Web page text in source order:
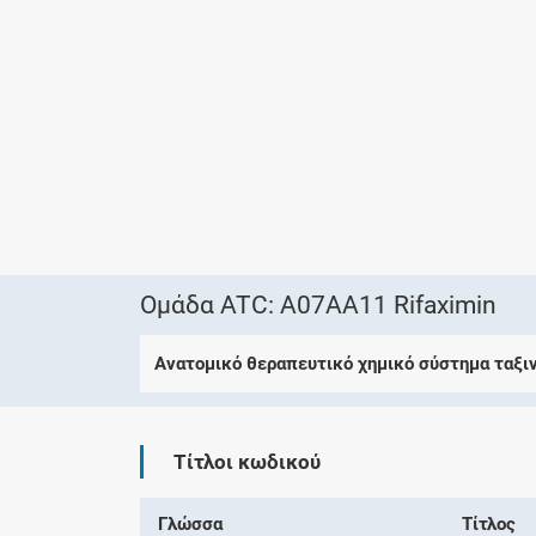
Ομάδα ATC: A07AA11 Rifaximin
Ανατομικό θεραπευτικό χημικό σύστημα
Τίτλοι κωδικού
Γλώσσα Τίτλος